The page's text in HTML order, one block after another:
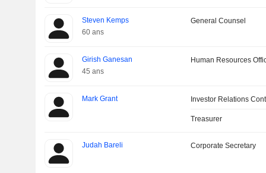
Steven Kemps
60 ans
General Counsel
Girish Ganesan
45 ans
Human Resources
Mark Grant Investor Relations
Treasurer
Judah Bareli Corporate Secretary